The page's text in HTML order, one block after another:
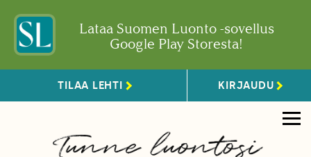
Lataa Suomen Luonto -sovellus
Google Play Storesta!
TILAA LEHTI KIRJAUDU